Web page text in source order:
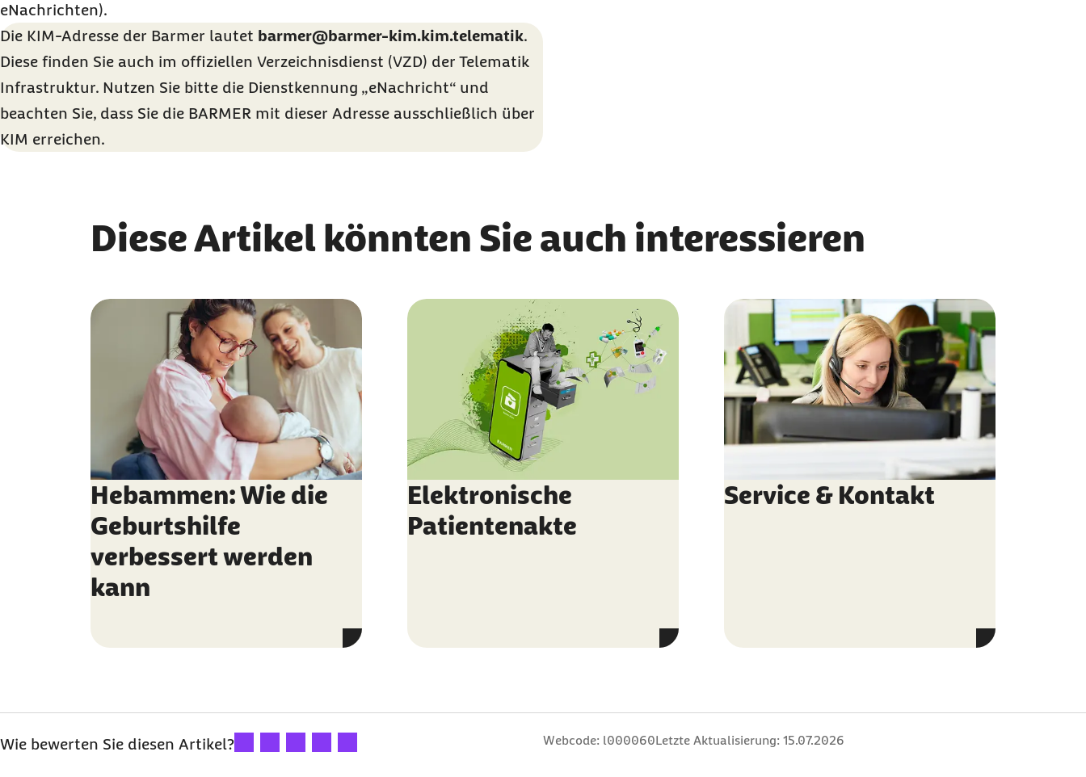
eNachrichten).
Die KIM-Adresse der Barmer lautet barmer@barmer-kim.kim.telematik.
Diese finden Sie auch im offiziellen Verzeichnisdienst (VZD) der Telematik
Infrastruktur. Nutzen Sie bitte die Dienstkennung „eNachricht“ und
beachten Sie, dass Sie die BARMER mit dieser Adresse ausschließlich über
KIM erreichen.
Diese Artikel könnten Sie auch interessieren
externer Link:
Hebammen: Wie die
Geburtshilfe
verbessert werden
kann
Elektronische
Patientenakte
Service & Kontakt
Wie bewerten Sie diesen Artikel?Ihre Bewertung: 1 Stern
Ihre Bewertung: 2 Sterne
Ihre Bewertung: 3 Sterne
Ihre Bewertung: 4 Sterne
Ihre Bewertung: 5 Sterne Webcode: l000060Letzte Aktualisierung: 15.07.2026